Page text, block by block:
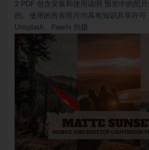
2 PDF 包含安装和使用说明 预览中的照片
的。使用的所有照片均具有知识共享许可
Unsplash、Paxels 拍摄